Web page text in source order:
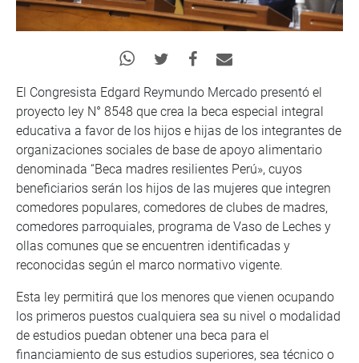
El Congresista Edgard Reymundo Mercado presentó el
proyecto ley N° 8548 que crea la beca especial integral
educativa a favor de los hijos e hijas de los integrantes de
organizaciones sociales de base de apoyo alimentario
denominada “Beca madres resilientes Perú», cuyos
beneficiarios serán los hijos de las mujeres que integren
comedores populares, comedores de clubes de madres,
comedores parroquiales, programa de Vaso de Leches y
ollas comunes que se encuentren identificadas y
reconocidas según el marco normativo vigente.
Esta ley permitirá que los menores que vienen ocupando
los primeros puestos cualquiera sea su nivel o modalidad
de estudios puedan obtener una beca para el
financiamiento de sus estudios superiores, sea técnico o